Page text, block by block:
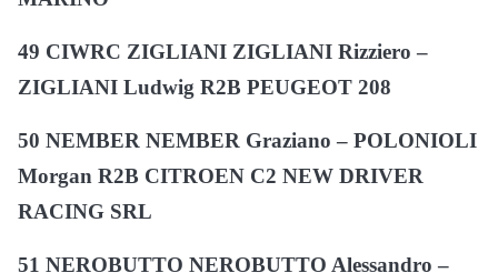
49 CIWRC ZIGLIANI ZIGLIANI Rizziero –
ZIGLIANI Ludwig R2B PEUGEOT 208
50 NEMBER NEMBER Graziano – POLONIOLI
Morgan R2B CITROEN C2 NEW DRIVER
RACING SRL
51 NEROBUTTO NEROBUTTO Alessandro –